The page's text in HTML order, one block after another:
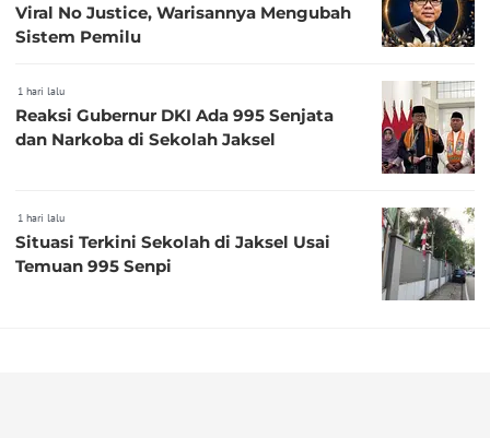
Viral No Justice, Warisannya Mengubah
Sistem Pemilu
1 hari lalu
Reaksi Gubernur DKI Ada 995 Senjata
dan Narkoba di Sekolah Jaksel
1 hari lalu
Situasi Terkini Sekolah di Jaksel Usai
Temuan 995 Senpi